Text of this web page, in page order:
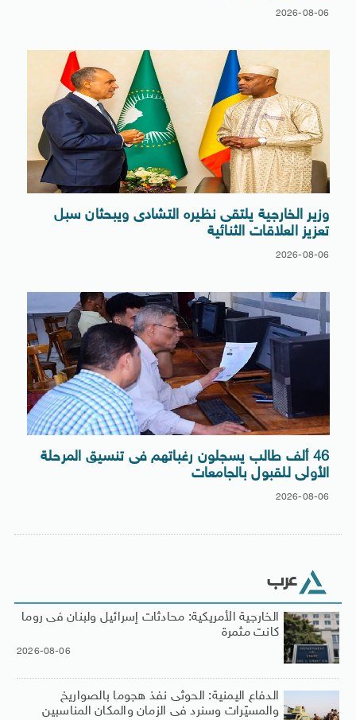
2026-08-06
وزير الخارجية يلتقى نظيره التشادى ويبحثان سبل
تعزيز العلاقات الثنائية
2026-08-06
46 ألف طالب يسجلون رغباتهم فى تنسيق المرحلة
الأولى للقبول بالجامعات
2026-08-06
عرب
الخارجية الأمريكية: محادثات إسرائيل ولبنان فى روما
كانت مثمرة
2026-08-06
الدفاع اليمنية: الحوثى نفذ هجوما بالصواريخ
والمسيّرات وسنرد فى الزمان والمكان المناسبين